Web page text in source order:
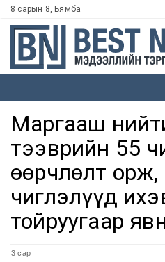
8 сарын 8, Бямба
Маргааш
тээврийн 55
өөрчлөлт орж,
чиглэлүүд
тойруугаар
3 сар